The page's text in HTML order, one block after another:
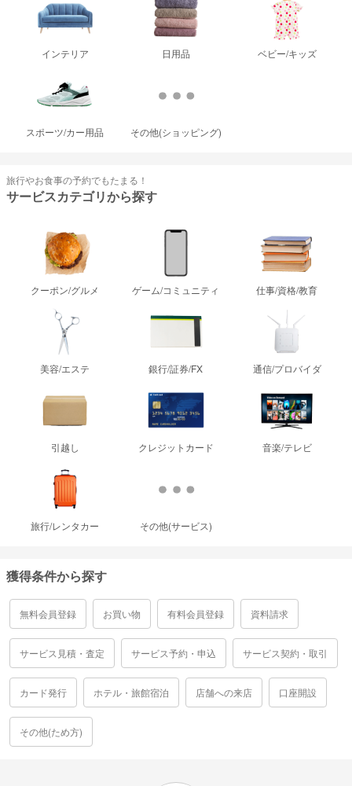
インテリア 日用品 ベビー/キッズ
スポーツ/カー用品 その他(ショッピング)
旅行やお食事の予約でもたまる！
サービスカテゴリから探す
クーポン/グルメ ゲーム/コミュニティ 仕事/資格/教育
美容/エステ 銀行/証券/FX 通信/プロバイダ
引越し クレジットカード 音楽/テレビ
旅行/レンタカー その他(サービス)
獲得条件から探す
無料会員登録 お買い物 有料会員登録 資料請求
サービス見積・査定 サービス予約・申込 サービス契約・取引
カード発行 ホテル・旅館宿泊 店舗への来店 口座開設
その他(ため方)